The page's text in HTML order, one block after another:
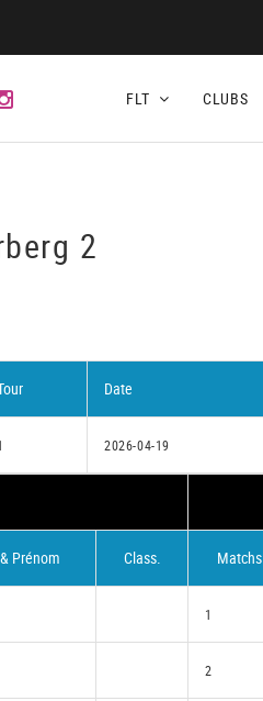
FLT CLUBS
2
Date
2026-04-19
Prénom Class. Matchs
1
2